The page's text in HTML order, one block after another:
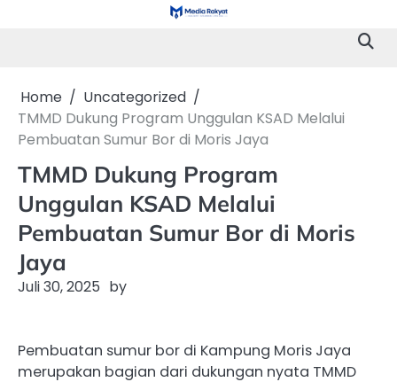
Home
Uncategorized
TMMD Dukung Program Unggulan KSAD Melalui
Pembuatan Sumur Bor di Moris Jaya
TMMD Dukung Program
Unggulan KSAD Melalui
Pembuatan Sumur Bor di Moris
Jaya
Juli 30, 2025 by
Pembuatan sumur bor di Kampung Moris Jaya
merupakan bagian dari dukungan nyata TMMD